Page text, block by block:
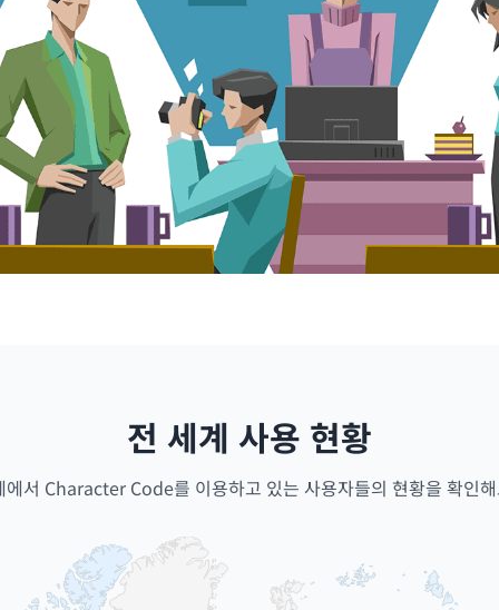
전 세계 사용 현황
에서 Character Code를 이용하고 있는 사용자들의 현황을 확인